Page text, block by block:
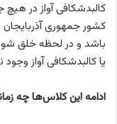
کالبدشکافی آواز در
کشور جمهوری آذربایجان
باشد و در لحظه خلق
یا کالبدشکافی آواز
ادامه این کلاس‌ها چه